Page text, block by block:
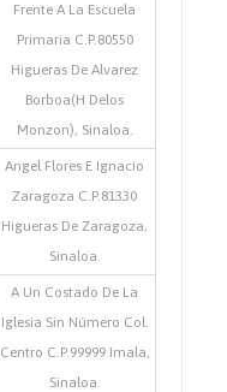
Frente A La Escuela
Primaria C.P.80550
Higueras De Alvarez
Borboa(H Delos
Monzon), Sinaloa.
Angel Flores E Ignacio
Zaragoza C.P.81330
Higueras De Zaragoza,
Sinaloa.
A Un Costado De La
Iglesia Sin Número Col.
Centro C.P.99999 Imala,
Sinaloa.